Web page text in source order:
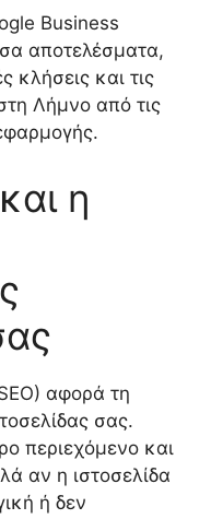
Business
αποτελέσματα,
κλήσεις και τις
Λήμνο από τις
η
αφορά τη
σας.
περιεχόμενο και
αν η ιστοσελίδα
ή δεν